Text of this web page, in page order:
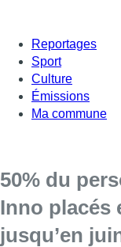
Reportages
Sport
Culture
Émissions
Ma commune
50% du
Inno placés
jusqu’en